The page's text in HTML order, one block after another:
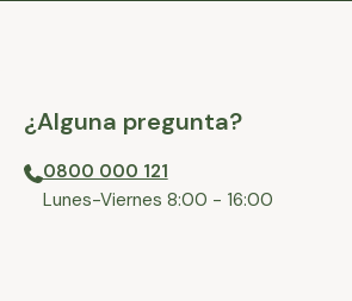
¿Alguna pregunta?
0800 000 121
⁠Lunes-Viernes 8:00 - 16:00